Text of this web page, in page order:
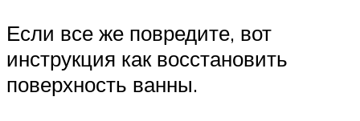
Если все же повредите, вот
инструкция как восстановить
поверхность ванны.